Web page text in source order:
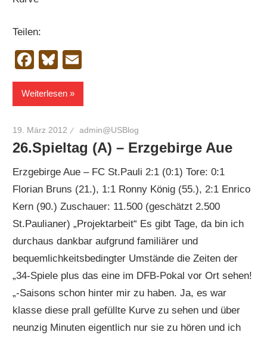
Teilen:
Facebook
Bluesky
Weiterlesen
19. März 2012 admin@USBlog
26.Spieltag (A) – Erzgebirge Aue
Erzgebirge Aue – FC St.Pauli 2:1 (0:1) Tore: 0:1
Florian Bruns (21.), 1:1 Ronny König (55.), 2:1 Enrico
Kern (90.) Zuschauer: 11.500 (geschätzt 2.500
St.Paulianer) „Projektarbeit“ Es gibt Tage, da bin ich
durchaus dankbar aufgrund familiärer und
bequemlichkeitsbedingter Umstände die Zeiten der
„34-Spiele plus das eine im DFB-Pokal vor Ort sehen!
„-Saisons schon hinter mir zu haben. Ja, es war
klasse diese prall gefüllte Kurve zu sehen und über
neunzig Minuten eigentlich nur sie zu hören und ich